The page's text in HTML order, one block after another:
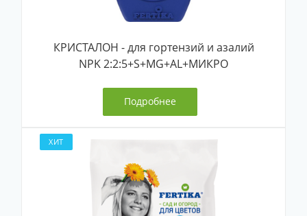
КРИСТАЛОН - для гортензий и азалий
NPK 2:2:5+S+MG+AL+МИКРО
Подробнее
ХИТ